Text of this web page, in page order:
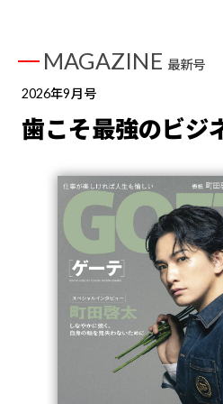
MAGAZINE 最新号
2026年9月号
歯こそ最強のビジ